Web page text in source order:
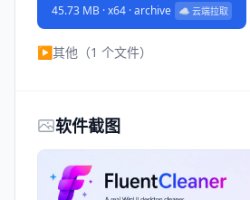
45.73 MB · x64 · archive ☁️ 云端拉取
▶其他（1 个文件）
软件截图